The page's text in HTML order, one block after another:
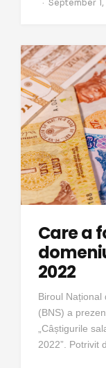
September
Care a
2022
Biroul Național
(BNS) a
„Câștigurile
2022”. Potrivit